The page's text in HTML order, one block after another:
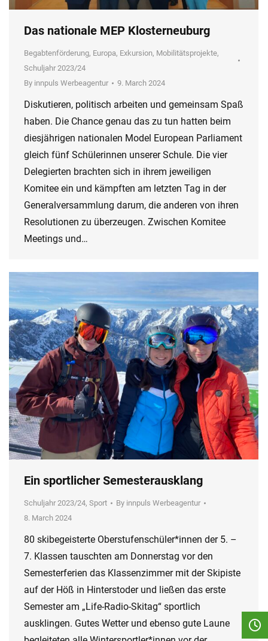
Das nationale MEP Klosterneuburg
Begabtenförderung, Europa, Exkursion, Mobilitätsprojekte,
Schuljahr 2023/24
By innpuls Werbeagentur 9. March 2024
Diskutieren, politisch arbeiten und gemeinsam Spaß
haben. Die Chance genau das zu tun hatten beim
diesjährigen nationalen Model European Parliament
gleich fünf Schülerinnen unserer Schule. Die vier
Delegierten brachten sich in ihrem jeweiligen
Komitee ein und kämpften am letzten Tag in der
Generalversammlung darum, die anderen von ihren
Resolutionen zu überzeugen. Zwischen Komitee
Meetings und…
Ein sportlicher Semesterausklang
Schuljahr 2023/24, Sport By innpuls Werbeagentur
8. March 2024
80 skibegeisterte Oberstufenschüler*innen der 5. –
7. Klassen tauschten am Donnerstag vor den
Semesterferien das Klassenzimmer mit der Skipiste
auf der Höß in Hinterstoder und ließen das erste
Semester am „Life-Radio-Skitag“ sportlich
ausklingen. Gutes Wetter und ebenso gute Laune